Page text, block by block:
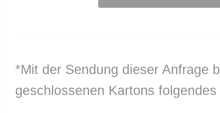
*Mit der Sendung dieser Anfrage
geschlossenen Kartons